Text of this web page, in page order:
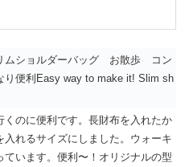
ムショルダーバッグ お散歩 コン
便利Easy way to make it! Slim sh
くのに便利です。長財布を入れたか
入れるサイズにしました。ウォーキ
ています。便利〜！オリジナルの型